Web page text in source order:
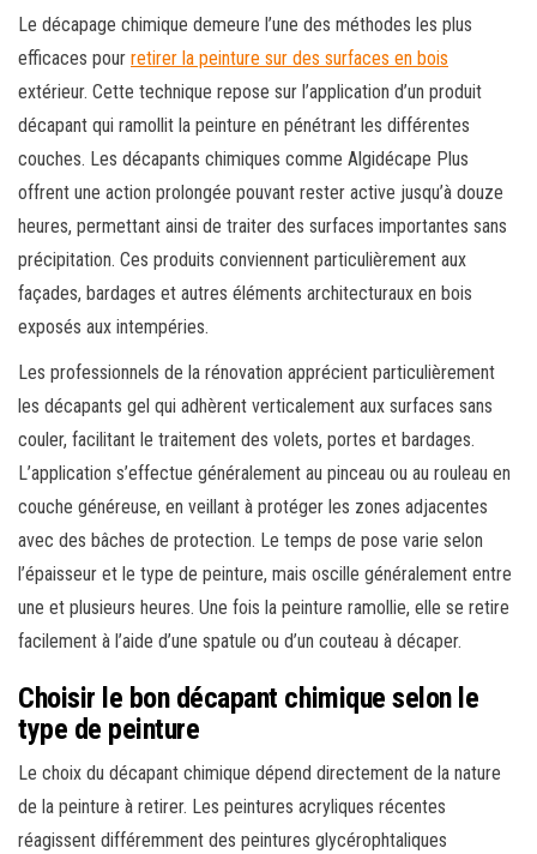
Le décapage chimique demeure l’une des méthodes les plus
efficaces pour retirer la peinture sur des surfaces en bois
extérieur. Cette technique repose sur l’application d’un produit
décapant qui ramollit la peinture en pénétrant les différentes
couches. Les décapants chimiques comme Algidécape Plus
offrent une action prolongée pouvant rester active jusqu’à douze
heures, permettant ainsi de traiter des surfaces importantes sans
précipitation. Ces produits conviennent particulièrement aux
façades, bardages et autres éléments architecturaux en bois
exposés aux intempéries.
Les professionnels de la rénovation apprécient particulièrement
les décapants gel qui adhèrent verticalement aux surfaces sans
couler, facilitant le traitement des volets, portes et bardages.
L’application s’effectue généralement au pinceau ou au rouleau en
couche généreuse, en veillant à protéger les zones adjacentes
avec des bâches de protection. Le temps de pose varie selon
l’épaisseur et le type de peinture, mais oscille généralement entre
une et plusieurs heures. Une fois la peinture ramollie, elle se retire
facilement à l’aide d’une spatule ou d’un couteau à décaper.
Choisir le bon décapant chimique selon le
type de peinture
Le choix du décapant chimique dépend directement de la nature
de la peinture à retirer. Les peintures acryliques récentes
réagissent différemment des peintures glycérophtaliques